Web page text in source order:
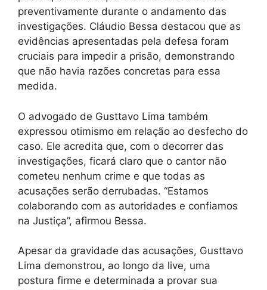
preventivamente durante o andamento das
investigações. Cláudio Bessa destacou que as
evidências apresentadas pela defesa foram
cruciais para impedir a prisão, demonstrando
que não havia razões concretas para essa
medida.
O advogado de Gusttavo Lima também
expressou otimismo em relação ao desfecho do
caso. Ele acredita que, com o decorrer das
investigações, ficará claro que o cantor não
cometeu nenhum crime e que todas as
acusações serão derrubadas. “Estamos
colaborando com as autoridades e confiamos
na Justiça”, afirmou Bessa.
Apesar da gravidade das acusações, Gusttavo
Lima demonstrou, ao longo da live, uma
postura firme e determinada a provar sua